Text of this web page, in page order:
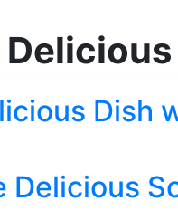
Delicious
Dish
Delicious